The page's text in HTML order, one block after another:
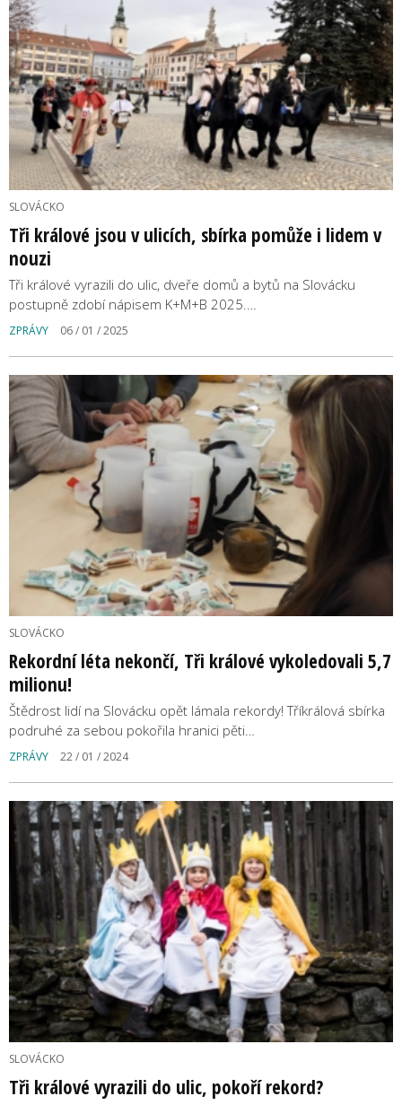
SLOVÁCKO
Tři králové jsou v ulicích, sbírka pomůže i lidem v
nouzi
Tři králové vyrazili do ulic, dveře domů a bytů na Slovácku
postupně zdobí nápisem K+M+B 2025.…
ZPRÁVY 06 / 01 / 2025
SLOVÁCKO
Rekordní léta nekončí, Tři králové vykoledovali 5,7
milionu!
Štědrost lidí na Slovácku opět lámala rekordy! Tříkrálová sbírka
podruhé za sebou pokořila hranici pěti…
ZPRÁVY 22 / 01 / 2024
SLOVÁCKO
Tři králové vyrazili do ulic, pokoří rekord?